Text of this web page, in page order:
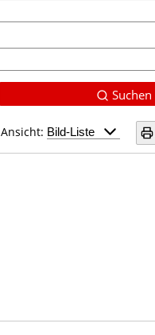
Suchen
Ansicht: